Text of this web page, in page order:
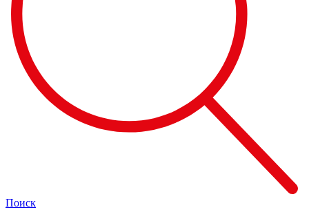
Поиск